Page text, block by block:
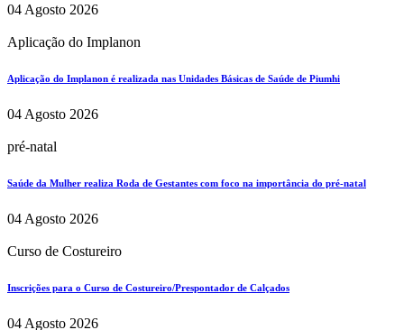
04 Agosto 2026
Aplicação do Implanon
Aplicação do Implanon é realizada nas Unidades Básicas de Saúde de Piumhi
04 Agosto 2026
pré-natal
Saúde da Mulher realiza Roda de Gestantes com foco na importância do pré-natal
04 Agosto 2026
Curso de Costureiro
Inscrições para o Curso de Costureiro/Prespontador de Calçados
04 Agosto 2026